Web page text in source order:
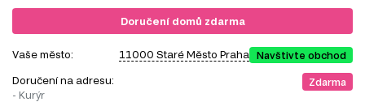
Doručení domů zdarma
Vaše město: 11000 Staré Město Praha Navštivte obchod
Doručení na adresu:
- Kurýr
Zdarma